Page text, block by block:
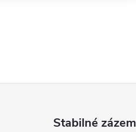
Stabilné